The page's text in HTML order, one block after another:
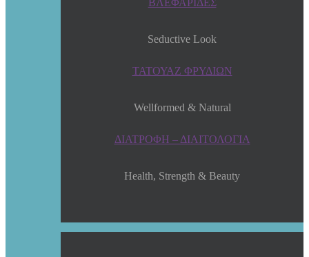
ΒΛΕΦΑΡΙΔΕΣ
Seductive Look
ΤΑΤΟΥΑΖ ΦΡΥΔΙΩΝ
Wellformed & Natural
ΔΙΑΤΡΟΦΗ – ΔΙΑΙΤΟΛΟΓΙΑ
Health, Strength & Beauty